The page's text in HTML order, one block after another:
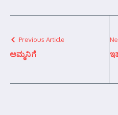
Previous Article
ಅಮ್ಮನಿಗೆ